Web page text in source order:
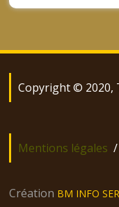
Copyright © 2020,
Mentions légales
Création BM INFO